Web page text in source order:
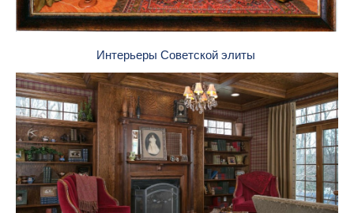
Интерьеры Советской элиты